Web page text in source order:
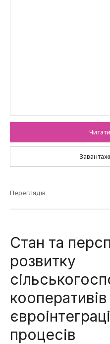
Переглядів
Стан та
розвитку
процесів